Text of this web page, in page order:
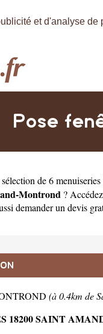
et d'analyse
Pose
de 6
Montrond ?
demander un devis
(à 0.4km de
18200 SAINT